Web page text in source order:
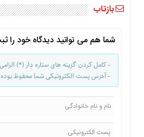
بازتاب
شما هم می توانید دیدگاه خود را
- کامل کردن گزینه های ستاره دار (*)
- آدرس پست الکترونیکی شما محفوظ